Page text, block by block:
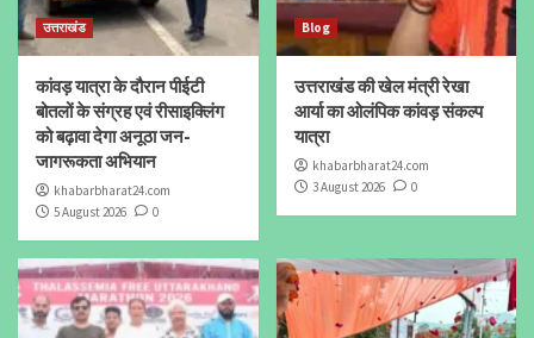
उत्तराखंड
कांवड़ यात्रा के दौरान पीईटी
बोतलों के संग्रह एवं रीसाइक्लिंग
को बढ़ावा देगा अनूठा जन-
जागरूकता अभियान
khabarbharat24.com
5 August 2026
0
Blog
उत्तराखंड की खेल मंत्री रेखा
आर्या का ओलंपिक कांवड़ संकल्प
यात्रा
khabarbharat24.com
3 August 2026
0